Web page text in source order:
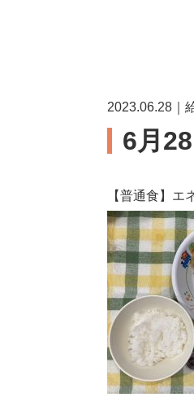
2023.06.28｜
6月
【普通食】